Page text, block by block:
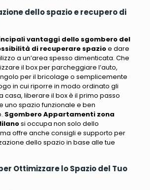
dello spazio e recupero di
vantaggi dello sgombero del
di recuperare spazioe dare
a un’area spesso dimenticata. Che
il box per parcheggiare l’auto,
per il bricolage o semplicemente
in cui riporre in modo ordinato gli
casa, liberare il box è il primo passo
uno spazio funzionale e ben
Sgombero Appartamenti zona
si occupa non solo dello
offre anche consigli e supporto per
dello spazio in base alle tue
Ottimizzare lo Spazio del Tuo